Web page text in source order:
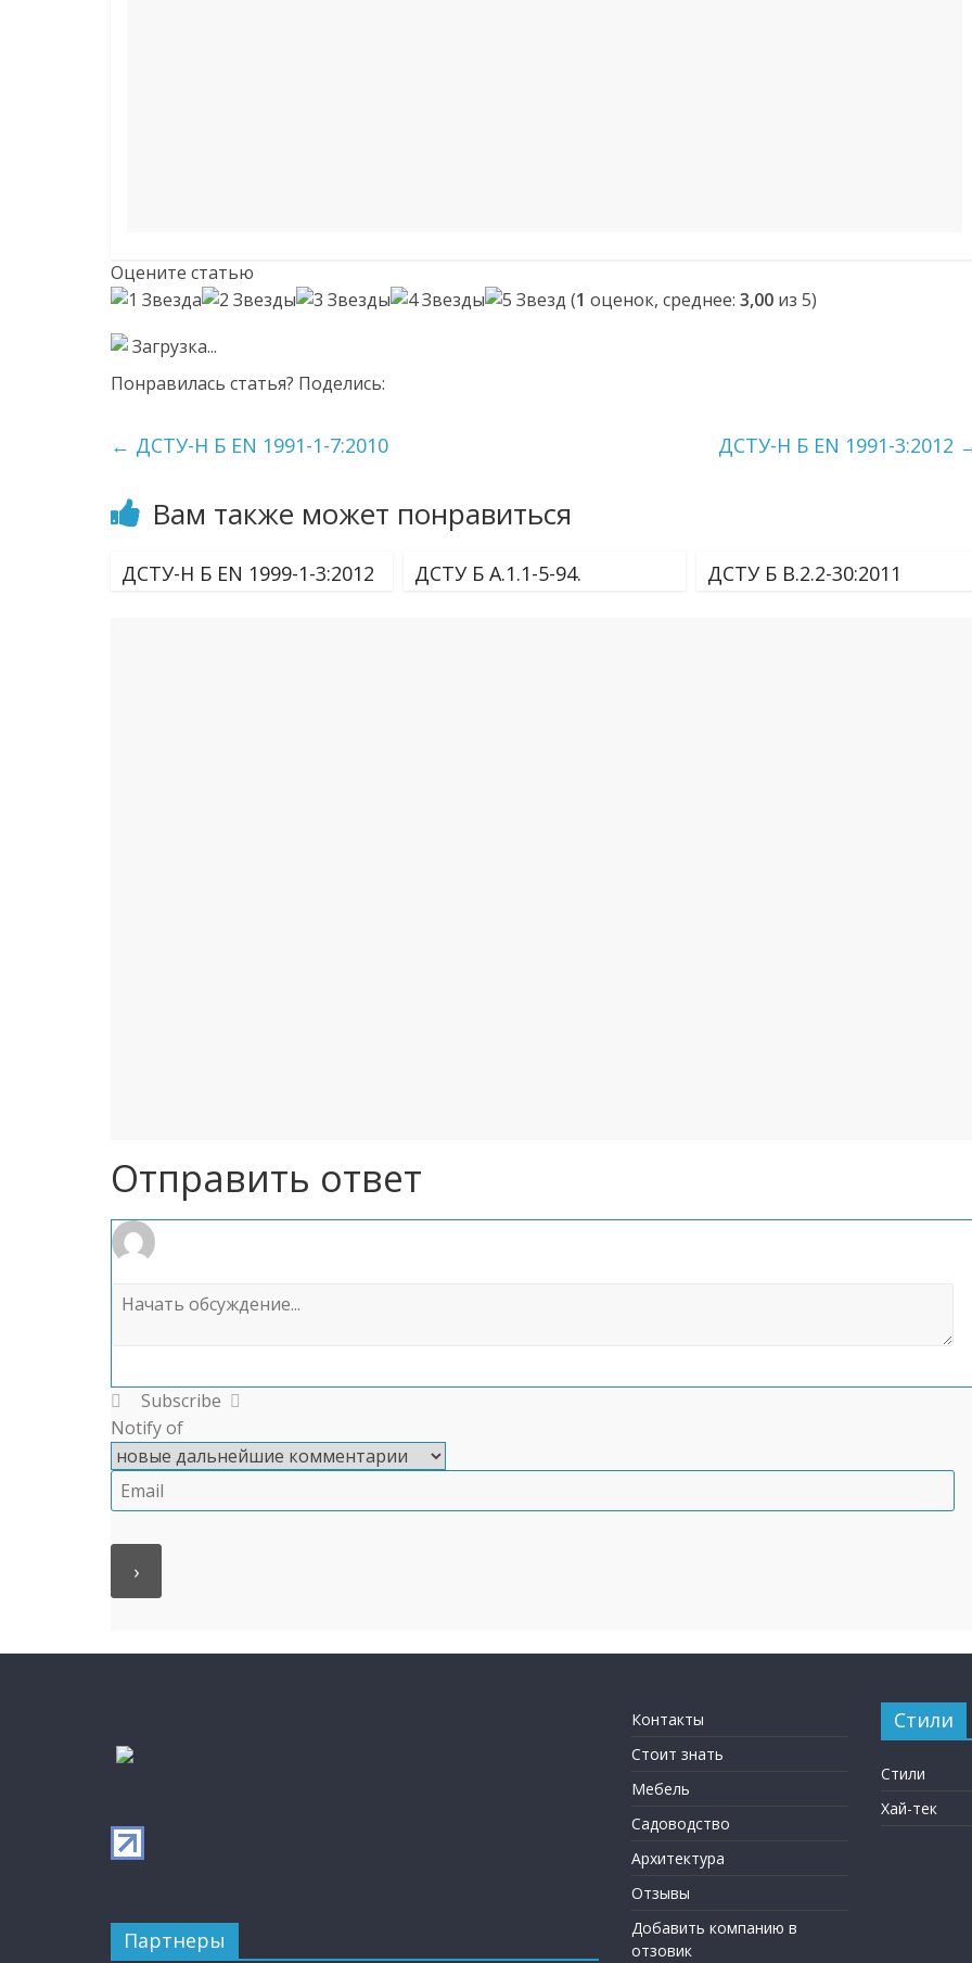
Оцените статью
(1 оценок, среднее: 3,00 из 5)
Загрузка...
Понравилась статья? Поделись:
← ДСТУ-Н Б EN 1991-1-7:2010 ДСТУ-Н Б EN 1991-3:2012
Вам также может понравиться
ДСТУ-Н Б EN 1999-1-3:2012 ДСТУ Б А.1.1-5-94. ДСТУ Б В.2.2-30:2011
Отправить ответ
Subscribe
Notify of
Партнеры
Контакты
Стоит знать
Мебель
Садоводство
Архитектура
Отзывы
Добавить компанию в
отзовик
Стили
Стили
Хай-тек